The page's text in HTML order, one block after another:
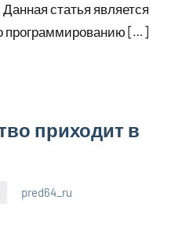
статья является
программированию […]
приходит в
pred64_ru